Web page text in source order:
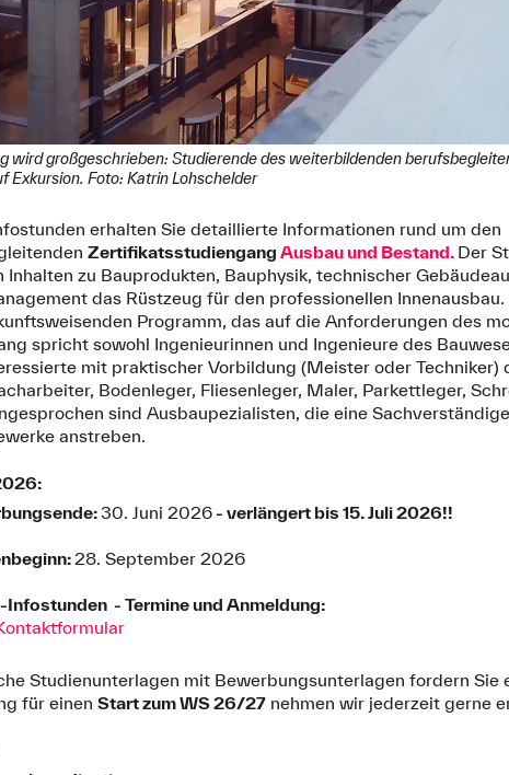
wird großgeschrieben: Studierende des weiterbildenden
Exkursion. Foto: Katrin Lohschelder
erhalten Sie detaillierte Informationen rund um den
ZertifikatsstudiengangAusbau und Bestand. Der
Inhalten zu Bauprodukten, Bauphysik, technischer
das Rüstzeug für den professionellen
Programm, das auf die Anforderungen des
spricht sowohl Ingenieurinnen und Ingenieure des
mit praktischer Vorbildung (Meister oder Techniker)
Bodenleger, Fliesenleger, Maler, Parkettleger,
sind Ausbaupezialisten, die eine
anstreben.
30. Juni 2026- verlängert bis 15. Juli 2026!!
28. September 2026
Infostunden - Termine und Anmeldung:
Studienunterlagen mit Bewerbungsunterlagen fordern Sie
für einenStart zum WS 26/27 nehmen wir jederzeit gerne